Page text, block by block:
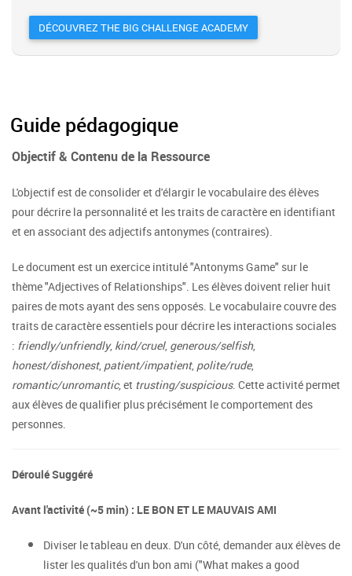
DÉCOUVREZ THE BIG CHALLENGE ACADEMY
Guide pédagogique
Objectif & Contenu de la Ressource
L'objectif est de consolider et d'élargir le vocabulaire des élèves
pour décrire la personnalité et les traits de caractère en identifiant
et en associant des adjectifs antonymes (contraires).
Le document est un exercice intitulé "Antonyms Game" sur le
thème "Adjectives of Relationships". Les élèves doivent relier huit
paires de mots ayant des sens opposés. Le vocabulaire couvre des
traits de caractère essentiels pour décrire les interactions sociales
: friendly/unfriendly, kind/cruel, generous/selfish,
honest/dishonest, patient/impatient, polite/rude,
romantic/unromantic, et trusting/suspicious. Cette activité permet
aux élèves de qualifier plus précisément le comportement des
personnes.
Déroulé Suggéré
Avant l'activité (~5 min) : LE BON ET LE MAUVAIS AMI
Diviser le tableau en deux. D'un côté, demander aux élèves de
lister les qualités d'un bon ami ("What makes a good